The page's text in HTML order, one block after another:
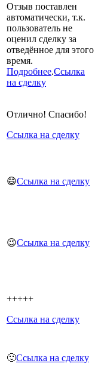
Отзыв поставлен
автоматически, т.к.
пользователь не
оценил сделку за
отведённое для этого
время.
Подробнее.Ссылка
на сделку
Отлично! Спасибо!
Ссылка на сделку
😄Ссылка на сделку
😉Ссылка на сделку
+++++
Ссылка на сделку
🙂Ссылка на сделку